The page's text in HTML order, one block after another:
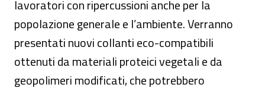
lavoratori con ripercussioni anche per la
popolazione generale e l’ambiente. Verranno
presentati nuovi collanti eco-compatibili
ottenuti da materiali proteici vegetali e da
geopolimeri modificati, che potrebbero